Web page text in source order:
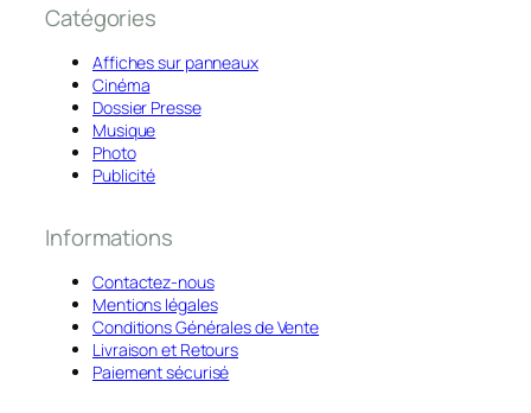
Catégories
Affiches sur panneaux
Cinéma
Dossier Presse
Musique
Photo
Publicité
Informations
Contactez-nous
Mentions légales
Conditions Générales de Vente
Livraison et Retours
Paiement sécurisé